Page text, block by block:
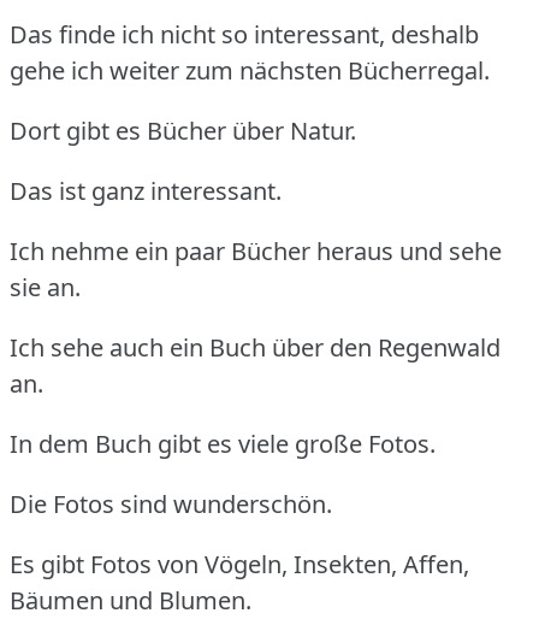
Das finde ich nicht so interessant, deshalb
gehe ich weiter zum nächsten Bücherregal.
Dort gibt es Bücher über Natur.
Das ist ganz interessant.
Ich nehme ein paar Bücher heraus und sehe
sie an.
Ich sehe auch ein Buch über den Regenwald
an.
In dem Buch gibt es viele große Fotos.
Die Fotos sind wunderschön.
Es gibt Fotos von Vögeln, Insekten, Affen,
Bäumen und Blumen.